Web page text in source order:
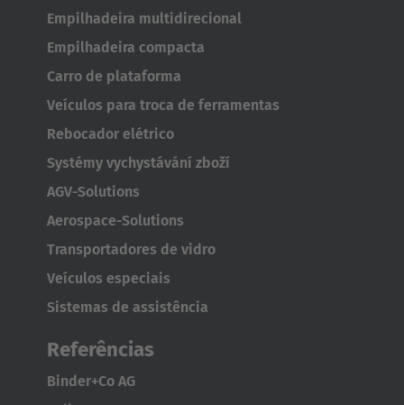
Français Deutsch
Nederland
Nederlands
Österreich
Deutsch
Polska
Polski
Türkiye
Türkçe
English Neutral
Empilhadeira multidirecional
Empilhadeira compacta
Carro de plataforma
Veículos para troca de ferramentas
Rebocador elétrico
Systémy vychystávání zboží
AGV-Solutions
Aerospace-Solutions
Transportadores de vidro
Veículos especiais
Sistemas de assistência
Referências
Binder+Co AG